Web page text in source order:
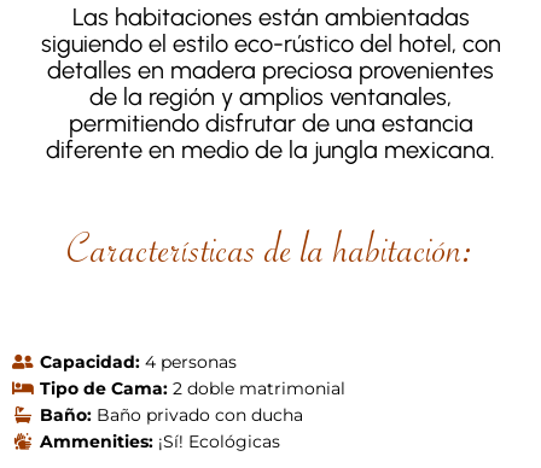
Las habitaciones están ambientadas
siguiendo el estilo eco-rústico del hotel, con
detalles en madera preciosa provenientes
de la región y amplios ventanales,
permitiendo disfrutar de una estancia
diferente en medio de la jungla mexicana.
Características de la habitación:
Capacidad:4 personas
Tipo de Cama:2 doble matrimonial
Baño:Baño privado con ducha
Ammenities:¡Sí! Ecológicas